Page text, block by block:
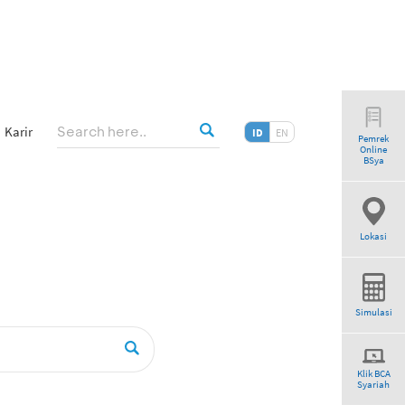
Karir ID EN
Pemrek
Online
BSya
Lokasi
Simulasi
Klik BCA
Syariah